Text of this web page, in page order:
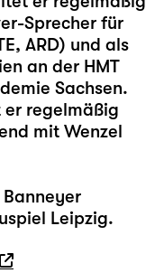
Sprecher für
ARD) und als
an der HMT
Sachsen.
er regelmäßig
mit Wenzel
Banneyer
Leipzig.